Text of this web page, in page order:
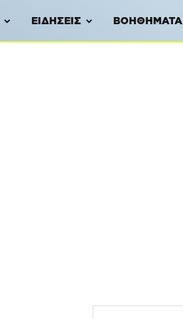
ΕΙΔΉΣΕΙΣ ΒΟΗΘΉΜΑΤΑ